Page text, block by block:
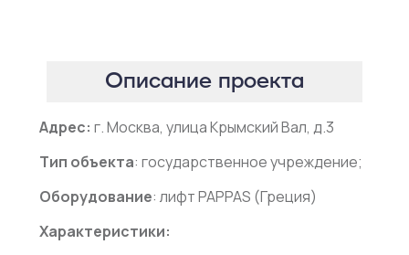
Описание проекта
Адрес: г. Москва, улица Крымский Вал, д.3
Тип объекта: государственное учреждение;
Оборудование: лифт PAPPAS (Греция)
Характеристики: